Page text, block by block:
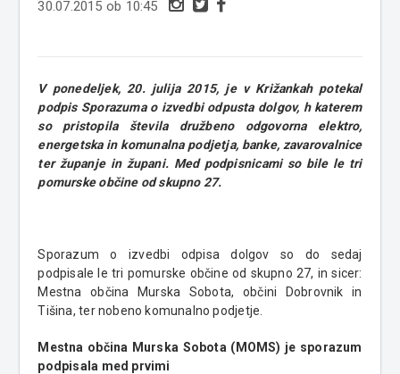
30.07.2015 ob 10:45
V ponedeljek, 20. julija 2015, je v Križankah potekal
podpis Sporazuma o izvedbi odpusta dolgov, h katerem
so pristopila števila družbeno odgovorna elektro,
energetska in komunalna podjetja, banke, zavarovalnice
ter županje in župani. Med podpisnicami so bile le tri
pomurske občine od skupno 27.
Sporazum o izvedbi odpisa dolgov so do sedaj
podpisale le tri pomurske občine od skupno 27, in sicer:
Mestna občina Murska Sobota, občini Dobrovnik in
Tišina, ter nobeno komunalno podjetje.
Mestna občina Murska Sobota (MOMS) je sporazum
podpisala med prvimi